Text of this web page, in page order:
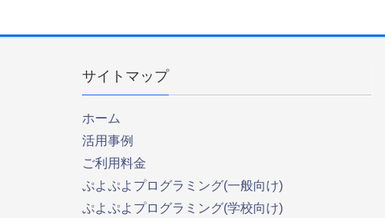
サイトマップ
ホーム
活用事例
ご利用料金
ぷよぷよプログラミング(一般向け)
ぷよぷよプログラミング(学校向け)